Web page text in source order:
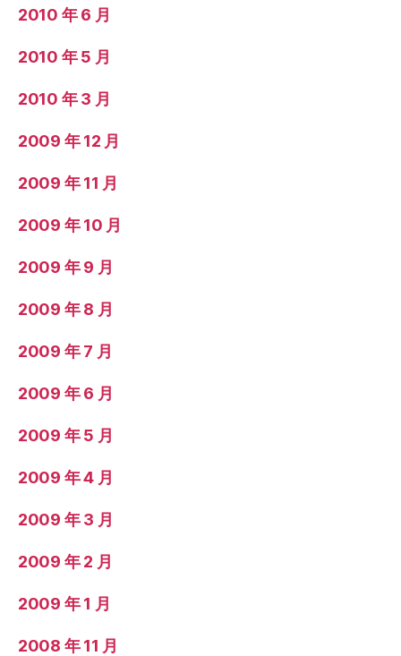
2010 年 6 月
2010 年 5 月
2010 年 3 月
2009 年 12 月
2009 年 11 月
2009 年 10 月
2009 年 9 月
2009 年 8 月
2009 年 7 月
2009 年 6 月
2009 年 5 月
2009 年 4 月
2009 年 3 月
2009 年 2 月
2009 年 1 月
2008 年 11 月